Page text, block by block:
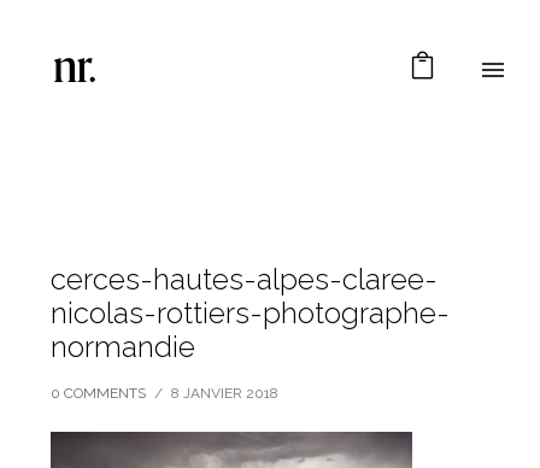
cerces-hautes-alpes-claree-
nicolas-rottiers-photographe-
normandie
0 COMMENTS / 8 JANVIER 2018